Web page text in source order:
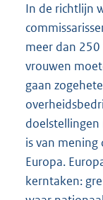
In de richtlijn
meer dan
vrouwen
gaan
is van mening
Europa.
kerntaken: